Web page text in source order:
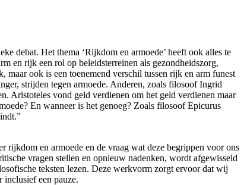
debat. Het thema ‘Rijkdom en armoede’ heeft ook alles te
en rijk een rol op beleidsterreinen als gezondheidszorg,
maar ook is een toenemend verschil tussen rijk en arm funest
strijden tegen armoede. Anderen, zoals filosoof Ingrid
Aristoteles vond geld verdienen om het geld verdienen maar
En wanneer is het genoeg? Zoals filosoof Epicurus
en armoede en de vraag wat deze begrippen voor ons
vragen stellen en opnieuw nadenken, wordt afgewisseld
teksten lezen. Deze werkvorm zorgt ervoor dat wij
inclusief een pauze.